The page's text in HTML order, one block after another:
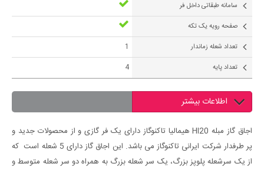
سامانه طبقاتی داخل فر
صفحه رویه یک تکه
تعداد شعله زماندار
1
تعداد پایه
4
اطلاعات بیشتر
اجاق گاز مبله HI20 هیمالیا تاکنوگاز دارای یک فر گازی و از محصولات جدید و
پر طرفدار شرکت ایرانی تاکنوگاز می باشد. این اجاق گاز دارای 5 شعله است که
از یک سرشعله پلوپز بزرگ، یک سر شعله بزرگ به همراه دو سر شعله متوسط و